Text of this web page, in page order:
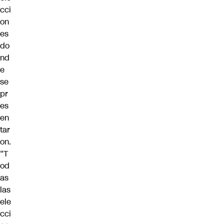
cci
on
es
do
nd
e
se
pr
es
en
tar
on.
“T
od
as
las
ele
cci